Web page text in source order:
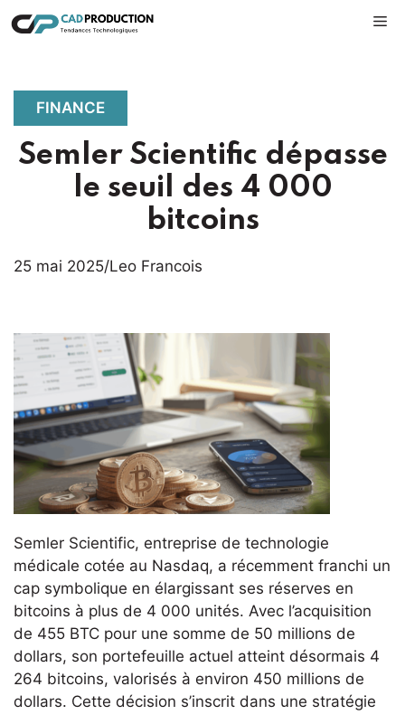
Aller
au
FINANCE
Semler Scientific dépasse
le seuil des 4 000
bitcoins
25 mai 2025/Leo Francois
Semler Scientific, entreprise de technologie
médicale cotée au Nasdaq, a récemment franchi un
cap symbolique en élargissant ses réserves en
bitcoins à plus de 4 000 unités. Avec l’acquisition
de 455 BTC pour une somme de 50 millions de
dollars, son portefeuille actuel atteint désormais 4
264 bitcoins, valorisés à environ 450 millions de
dollars. Cette décision s’inscrit dans une stratégie